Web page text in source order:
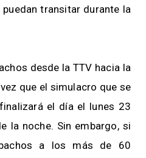
transitar durante la
desde la TTV hacia la
que el simulacro que se
el día el lunes 23
la noche. Sin embargo, si
a los más de 60